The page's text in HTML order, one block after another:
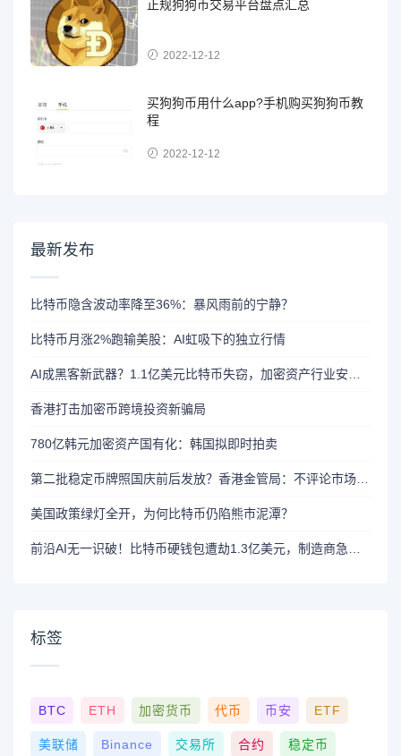
正规狗狗币交易平台盘点汇总
2022-12-12
买狗狗币用什么app?手机购买狗狗币教
程
2022-12-12
最新发布
比特币隐含波动率降至36%：暴风雨前的宁静？
比特币月涨2%跑输美股：AI虹吸下的独立行情
AI成黑客新武器？1.1亿美元比特币失窃，加密资产行业安全警报升级
香港打击加密币跨境投资新骗局
780亿韩元加密资产国有化：韩国拟即时拍卖
第二批稳定币牌照国庆前后发放？香港金管局：不评论市场传闻 持开放而谨慎态度
美国政策绿灯全开，为何比特币仍陷熊市泥潭？
前沿AI无一识破！比特币硬钱包遭劫1.3亿美元，制造商急呼重审AI依赖
标签
BTC ETH 加密货币 代币 币安 ETF
美联储 Binance 交易所 合约 稳定币